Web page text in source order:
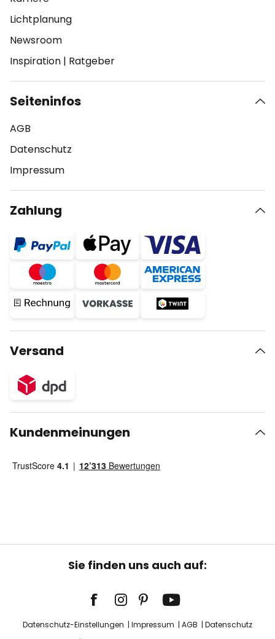
Lichtplanung
Newsroom
Inspiration | Ratgeber
Seiteninfos
AGB
Datenschutz
Impressum
Zahlung
Versand
Kundenmeinungen
Sie finden uns auch auf:
Datenschutz-Einstellungen Impressum AGB
Datenschutz